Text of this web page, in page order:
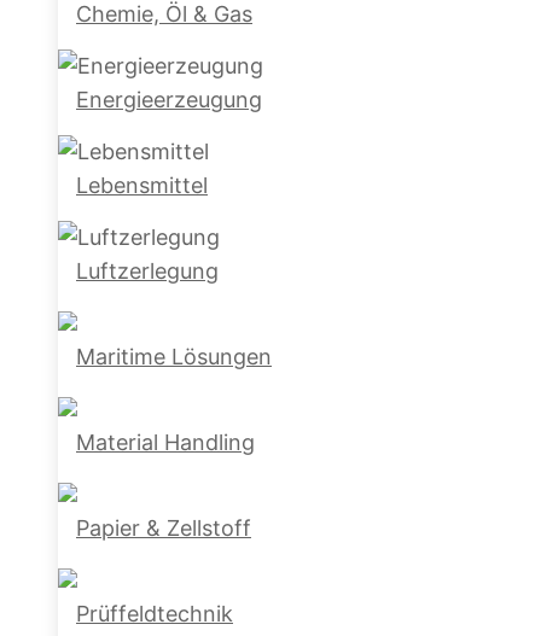
Chemie, Öl & Gas
Energieerzeugung
Lebensmittel
Luftzerlegung
Maritime Lösungen
Material Handling
Papier & Zellstoff
Prüffeldtechnik